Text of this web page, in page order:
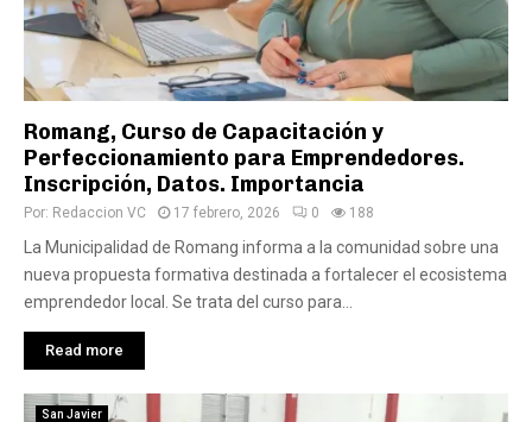
Romang, Curso de Capacitación y
Perfeccionamiento para Emprendedores.
Inscripción, Datos. Importancia
Por: Redaccion VC 17 febrero, 2026 0 188
La Municipalidad de Romang informa a la comunidad sobre una
nueva propuesta formativa destinada a fortalecer el ecosistema
emprendedor local. Se trata del curso para...
Read more
San Javier